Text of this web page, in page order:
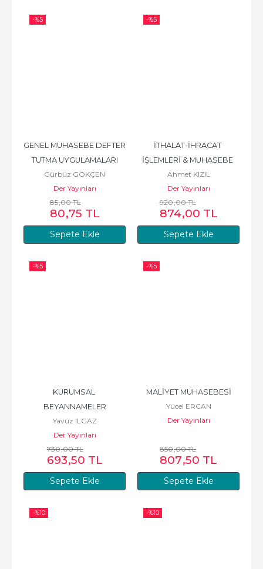
-%5
Sepete Ekle
GENEL MUHASEBE DEFTER
TUTMA UYGULAMALARI
Gürbüz GÖKÇEN
Der Yayınları
85,00TL
80,75 TL
-%5
Sepete Ekle
İTHALAT-İHRACAT
İŞLEMLERİ & MUHASEBE
UYGULAMALARI EL KİTABI
Ahmet KIZIL
Der Yayınları
920,00TL
874,00 TL
-%5
Sepete Ekle
KURUMSAL
BEYANNAMELER
Yavuz ILGAZ
Der Yayınları
730,00TL
693,50 TL
-%5
Sepete Ekle
MALİYET MUHASEBESİ
Yücel ERCAN
Der Yayınları
850,00TL
807,50 TL
-%10 -%10